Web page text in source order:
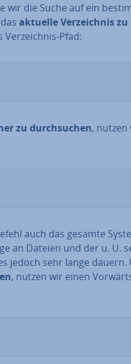
wir die Suche auf ein
aktuelle Ver­zeich­nis
Ver­zeich­nis-Pfad:
zu durch­su­chen, nutzen
auch das gesamte
an Dateien und der u. U.
jedoch sehr lange dauern.
, nutzen wir einen